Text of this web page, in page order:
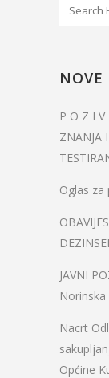
NOVE
P O Z I V
ZNANJA
Oglas
JAVNI
Nacrt
Općine